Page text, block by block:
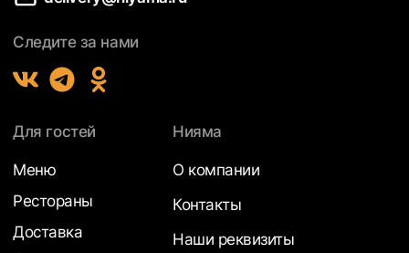
Следите за нами
Для гостей
Меню
Рестораны
Доставка
Нияма
О компании
Контакты
Наши реквизиты